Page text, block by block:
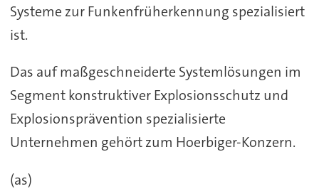
Systeme zur Funkenfrüherkennung spezialisiert
ist.
Das auf maßgeschneiderte Systemlösungen im
Segment konstruktiver Explosionsschutz und
Explosionsprävention spezialisierte
Unternehmen gehört zum Hoerbiger-Konzern.
(as)